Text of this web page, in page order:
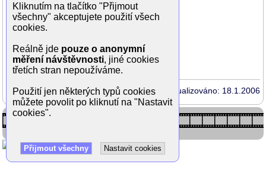
Hrají:
William Hurt
Ron Silver
Mary-Louise Parkerová
David Strathairn
Aktualizováno: 18.1.2006
Kliknutím na tlačítko "Přijmout
všechny" akceptujete použití všech
cookies.
Reálně jde pouze o anonymní
měření návštěvnosti, jiné cookies
třetích stran nepoužíváme.
Použití jen některých typů cookies
můžete povolit po kliknutí na "Nastavit
cookies".
Přijmout všechny Nastavit cookies